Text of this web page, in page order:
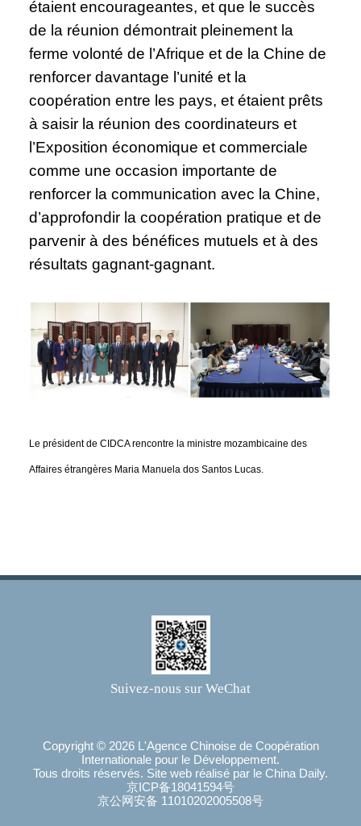
étaient encourageantes, et que le succès
de la réunion démontrait pleinement la
ferme volonté de l’Afrique et de la Chine de
renforcer davantage l’unité et la
coopération entre les pays, et étaient prêts
à saisir la réunion des coordinateurs et
l’Exposition économique et commerciale
comme une occasion importante de
renforcer la communication avec la Chine,
d’approfondir la coopération pratique et de
parvenir à des bénéfices mutuels et à des
résultats gagnant-gagnant.
Le président de CIDCA rencontre la ministre mozambicaine des
Affaires étrangères Maria Manuela dos Santos Lucas.
Suivez-nous sur WeChat
Copyright © 2026 L'Agence Chinoise de Coopération
Internationale pour le Développement.
Tous droits réservés. Site web réalisé par le China Daily.
京ICP备18041594号
京公网安备 11010202005508号